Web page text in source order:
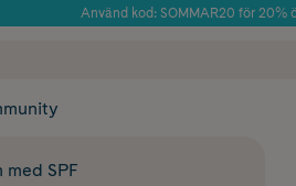
Använd kod: SOMMAR20 för 20%
med SPF